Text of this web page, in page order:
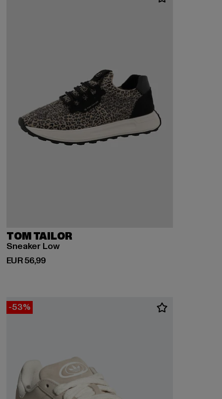
TOM TAILOR
Sneaker Low
EUR 56,99
Huidige prijs: EUR 56,99
-53%